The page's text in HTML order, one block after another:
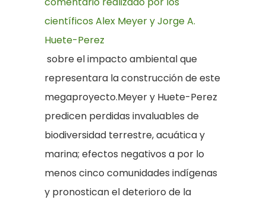
científicos Alex Meyer y Jorge A.
Huete-Perez
sobre el impacto ambiental que
representara la construcción de este
megaproyecto.Meyer y Huete-Perez
predicen perdidas invaluables de
biodiversidad terrestre, acuática y
marina; efectos negativos a por lo
menos cinco comunidades indígenas
y pronostican el deterioro de la